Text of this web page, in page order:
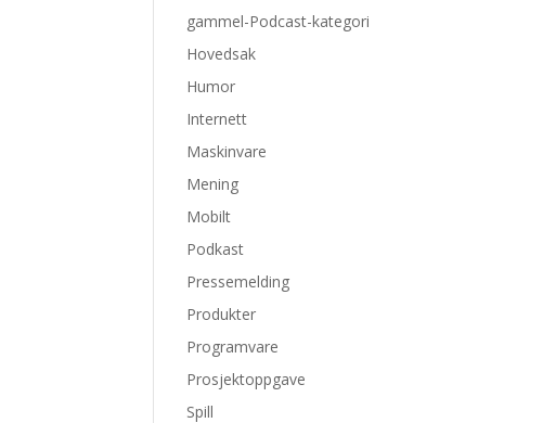
gammel-Podcast-kategori
Hovedsak
Humor
Internett
Maskinvare
Mening
Mobilt
Podkast
Pressemelding
Produkter
Programvare
Prosjektoppgave
Spill